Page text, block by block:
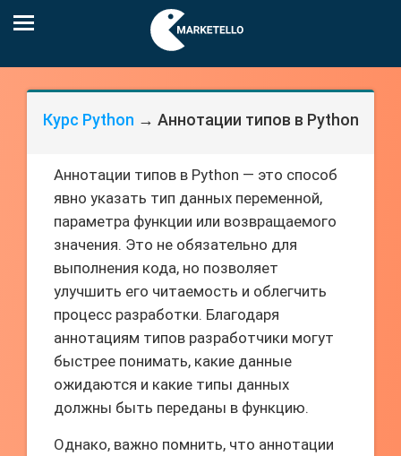
Курс Python → Аннотации типов в Python
Аннотации типов в Python — это способ
явно указать тип данных переменной,
параметра функции или возвращаемого
значения. Это не обязательно для
выполнения кода, но позволяет
улучшить его читаемость и облегчить
процесс разработки. Благодаря
аннотациям типов разработчики могут
быстрее понимать, какие данные
ожидаются и какие типы данных
должны быть переданы в функцию.
Однако, важно помнить, что аннотации